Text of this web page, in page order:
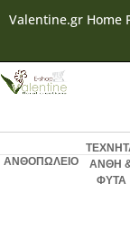
Valentine.gr Home
ΑΝΘΟΠΩΛΕΙΟ
ΑΝΘΗ
ΦΥΤΑ